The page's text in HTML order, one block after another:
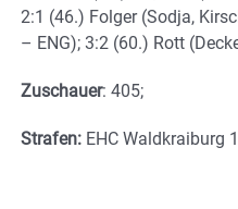
2:1 (46.) Folger (Sodja,
– ENG); 3:2 (60.) Rott
Zuschauer: 405;
Strafen: EHC